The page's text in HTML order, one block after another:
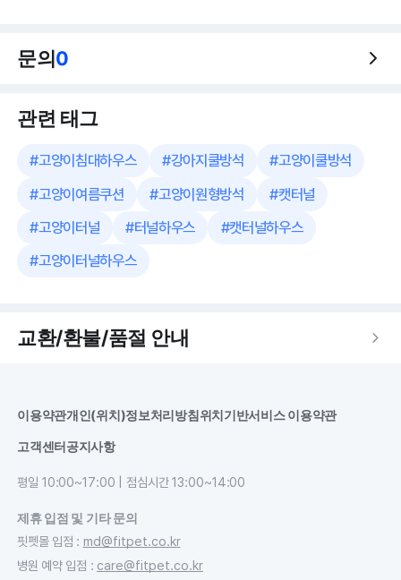
문의0
관련 태그
#고양이침대하우스 #강아지쿨방석 #고양이쿨방석
#고양이여름쿠션 #고양이원형방석 #캣터널
#고양이터널 #터널하우스 #캣터널하우스
#고양이터널하우스
교환/환불/품절 안내
이용약관개인(위치)정보처리방침위치기반서비스 이용약관
고객센터공지사항
평일 10:00~17:00 | 점심시간 13:00~14:00
제휴 입점 및 기타 문의
핏펫몰 입점 : md@fitpet.co.kr
병원 예약 입점 : care@fitpet.co.kr